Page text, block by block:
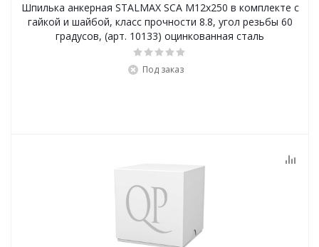
Шпилька анкерная STALMAX SCA М12х250 в комплекте с
гайкой и шайбой, класс прочности 8.8, угол резьбы 60
градусов, (арт. 10133) оцинкованная сталь
Под заказ